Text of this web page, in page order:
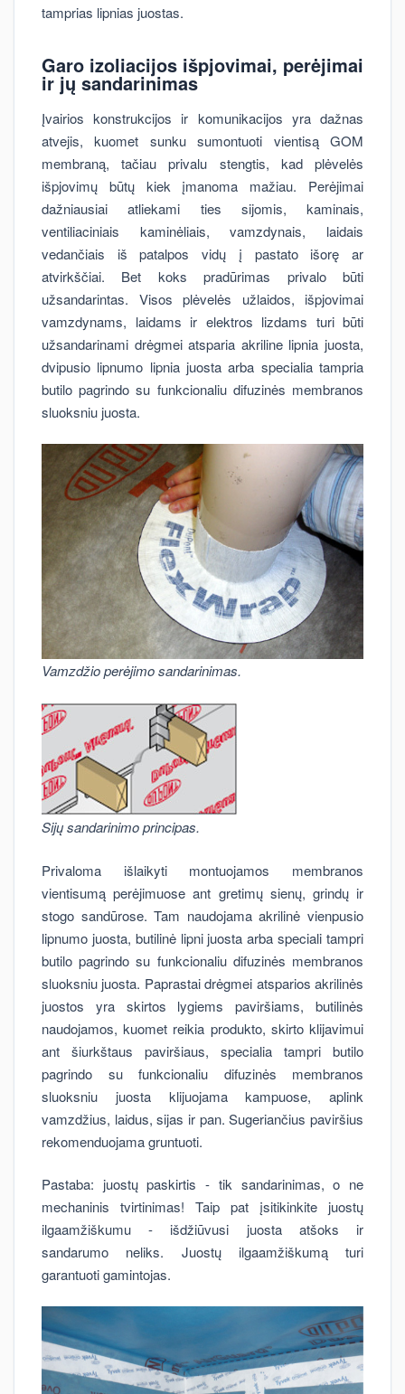
tamprias lipnias juostas.
Garo izoliacijos išpjovimai, perėjimai
ir jų sandarinimas
Įvairios konstrukcijos ir komunikacijos yra dažnas
atvejis, kuomet sunku sumontuoti vientisą GOM
membraną, tačiau privalu stengtis, kad plėvelės
išpjovimų būtų kiek įmanoma mažiau. Perėjimai
dažniausiai atliekami ties sijomis, kaminais,
ventiliaciniais kaminėliais, vamzdynais, laidais
vedančiais iš patalpos vidų į pastato išorę ar
atvirkščiai. Bet koks pradūrimas privalo būti
užsandarintas. Visos plėvelės užlaidos, išpjovimai
vamzdynams, laidams ir elektros lizdams turi būti
užsandarinami drėgmei atsparia akriline lipnia juosta,
dvipusio lipnumo lipnia juosta arba specialia tampria
butilo pagrindo su funkcionaliu difuzinės membranos
sluoksniu juosta.
Vamzdžio perėjimo sandarinimas.
Sijų sandarinimo principas.
Privaloma išlaikyti montuojamos membranos
vientisumą perėjimuose ant gretimų sienų, grindų ir
stogo sandūrose. Tam naudojama akrilinė vienpusio
lipnumo juosta, butilinė lipni juosta arba speciali tampri
butilo pagrindo su funkcionaliu difuzinės membranos
sluoksniu juosta. Paprastai drėgmei atsparios akrilinės
juostos yra skirtos lygiems paviršiams, butilinės
naudojamos, kuomet reikia produkto, skirto klijavimui
ant šiurkštaus paviršiaus, specialia tampri butilo
pagrindo su funkcionaliu difuzinės membranos
sluoksniu juosta klijuojama kampuose, aplink
vamzdžius, laidus, sijas ir pan. Sugeriančius paviršius
rekomenduojama gruntuoti.
Pastaba: juostų paskirtis - tik sandarinimas, o ne
mechaninis tvirtinimas! Taip pat įsitikinkite juostų
ilgaamžiškumu - išdžiūvusi juosta atšoks ir
sandarumo neliks. Juostų ilgaamžiškumą turi
garantuoti gamintojas.